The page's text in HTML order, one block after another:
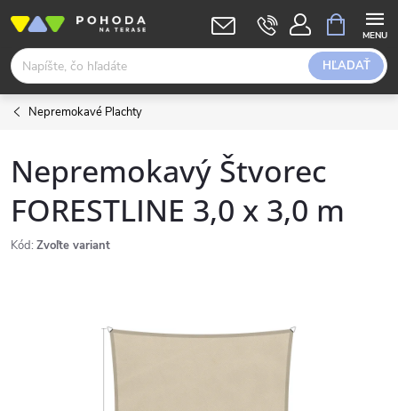
obsah
HĽADAŤ
KOŠÍK
Nepremokavé Plachty
Nepremokavý Štvorec
FORESTLINE 3,0 x 3,0 m
Kód: Zvoľte variant